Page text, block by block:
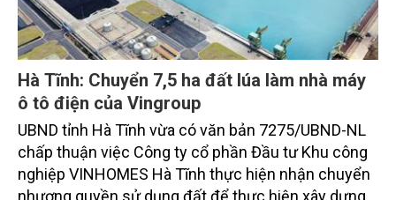
Hà Tĩnh: Chuyển 7,5 ha đất lúa làm nhà máy
ô tô điện của Vingroup
UBND tỉnh Hà Tĩnh vừa có văn bản 7275/UBND-NL
chấp thuận việc Công ty cổ phần Đầu tư Khu công
nghiệp VINHOMES Hà Tĩnh thực hiện nhận chuyển